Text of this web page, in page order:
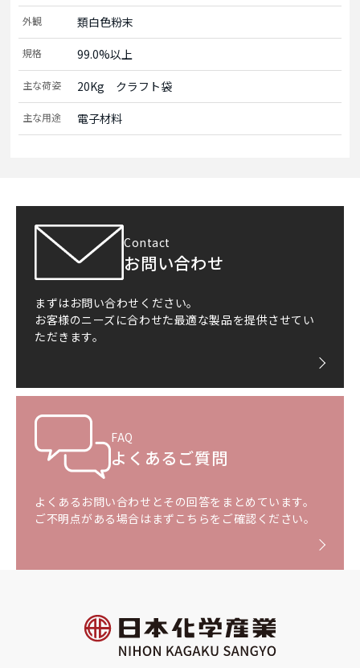
外観 類白色粉末
規格 99.0%以上
主な荷姿 20Kg　クラフト袋
主な用途 電子材料
Contact
お問い合わせ
まずはお問い合わせください。
お客様のニーズに合わせた最適な製品を提供させてい
ただきます。
FAQ
よくあるご質問
よくあるお問い合わせとその回答をまとめています。
ご不明点がある場合はまずこちらをご確認ください。